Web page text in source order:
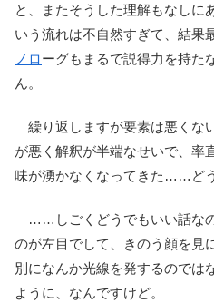
と、またそうした理解もなしに
いう流れは不自然すぎて、結果
ノローグもまるで説得力を持た
ん。
繰り返しますが要素は悪くな
が悪く解釈が半端なせいで、率
味が湧かなくなってきた……どう
……しごくどうでもいい話な
のが左目でして、きのう顔を見
別になんか光線を発するのでは
ように、なんですけど。